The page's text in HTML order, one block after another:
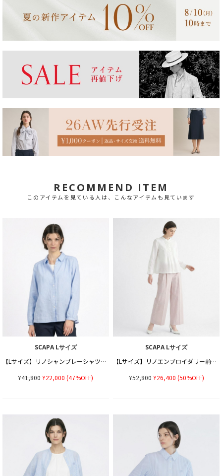
RECOMMEND ITEM
このアイテムを見ている人は、こんなアイテムも見ています
SCAPA Lサイズ
【Lサイズ】リノシャンブレーシャツカラーブラウス
¥41,800¥22,000 (47%OFF)
SCAPA Lサイズ
【Lサイズ】リノエンブロイダリー前開きブラウス
¥52,800¥26,400 (50%OFF)